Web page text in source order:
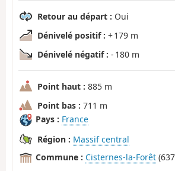
Retour au départ : Oui
Dénivelé positif : + 179 m
Dénivelé négatif : - 180 m
Point haut : 885 m
Point bas : 711 m
Pays : France
Région : Massif central
Commune : Cisternes-la-Forêt